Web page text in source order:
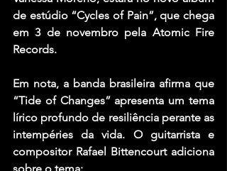
de estúdio “Cycles of Pain”, que chega
em 3 de novembro pela Atomic Fire
Records.
Em nota, a banda brasileira afirma que
“Tide of Changes” apresenta um tema
lírico profundo de resiliência perante as
intempéries da vida. O guitarrista e
compositor Rafael Bittencourt adiciona